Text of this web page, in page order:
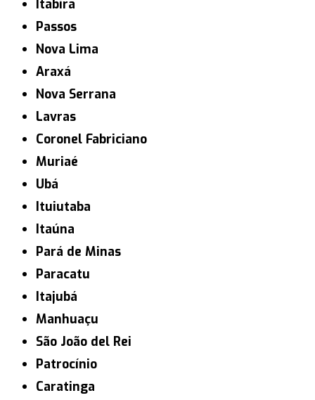
Itabira
Passos
Nova Lima
Araxá
Nova Serrana
Lavras
Coronel Fabriciano
Muriaé
Ubá
Ituiutaba
Itaúna
Pará de Minas
Paracatu
Itajubá
Manhuaçu
São João del Rei
Patrocínio
Caratinga